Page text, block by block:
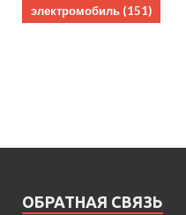
электромобиль (151)
ОБРАТНАЯ СВЯЗЬ